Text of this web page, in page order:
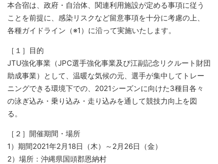
本合宿は、政府・自治体、関連利用施設が定める事項に従う
ことを前提に、感染リスクなど留意事項を十分に考慮の上、
各種ガイドライン（※1）に沿って実施いたします。
［１］目的
JTU強化事業（JPC選手強化事業及び江副記念リクルート財団
助成事業）として、温暖な気候の元、選手が集中してトレー
ニングできる環境下での、2021シーズンに向けた3種目各々
の泳ぎ込み・乗り込み・走り込みを通して競技力向上を図
る。
［２］開催期間・場所
1）期間2021年2月18日（木）～2月26日（金）
2）場所：沖縄県国頭郡恩納村